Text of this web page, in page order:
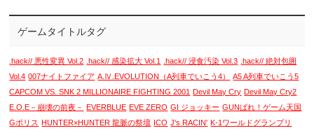
ゲームタイトルタグ
.hack// 悪性変異 Vol.2 .hack// 感染拡大 Vol.1 .hack// 浸食汚染 Vol.3 .hack// 絶対包囲
Vol.4 007ナイトファイア A.Ⅳ.EVOLUTION（A列車でいこう4）
A5 A列車でいこう5
CAPCOM VS. SNK 2 MILLIONAIRE FIGHTING 2001 Devil May Cry Devil May Cry2
E.O.E－崩壊の前夜－
EVERBLUE EVE ZERO GI ジョッキー GUNばれ！ゲーム天国
Gポリス HUNTER×HUNTER 龍脈の祭壇 ICO J's RACIN' K-1ワールドグランプリ